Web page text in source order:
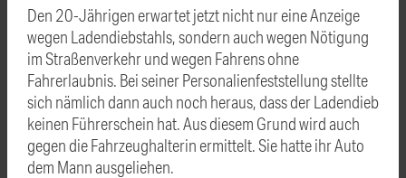
Den 20-Jährigen erwartet jetzt nicht nur eine Anzeige
wegen Ladendiebstahls, sondern auch wegen Nötigung
im Straßenverkehr und wegen Fahrens ohne
Fahrerlaubnis. Bei seiner Personalienfeststellung stellte
sich nämlich dann auch noch heraus, dass der Ladendieb
keinen Führerschein hat. Aus diesem Grund wird auch
gegen die Fahrzeughalterin ermittelt. Sie hatte ihr Auto
dem Mann ausgeliehen.